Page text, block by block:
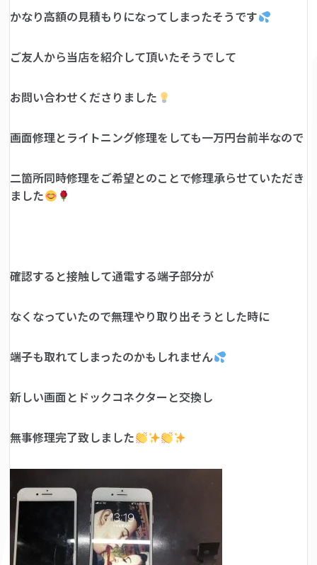
かなり高額の見積もりになってしまったそうです
ご友人から当店を紹介して頂いたそうでして
お問い合わせくださりました
画面修理とライトニング修理をしても一万円台前半なので
二箇所同時修理をご希望とのことで修理承らせていただき
ました
確認すると接触して通電する端子部分が
なくなっていたので無理やり取り出そうとした時に
端子も取れてしまったのかもしれません
新しい画面とドックコネクターと交換し
無事修理完了致しました